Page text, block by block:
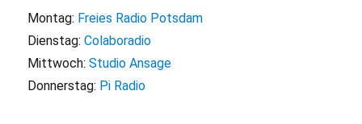
Montag: Freies Radio Potsdam
Dienstag:Colaboradio
Mittwoch:Studio Ansage
Donnerstag: Pi Radio